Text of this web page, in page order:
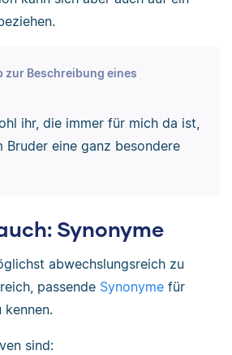
zur Beschreibung eines
ihr, die immer für mich da ist,
Bruder eine ganz besondere
Synonyme
abwechslungsreich zu
passende Synonyme für
kennen.
sind: